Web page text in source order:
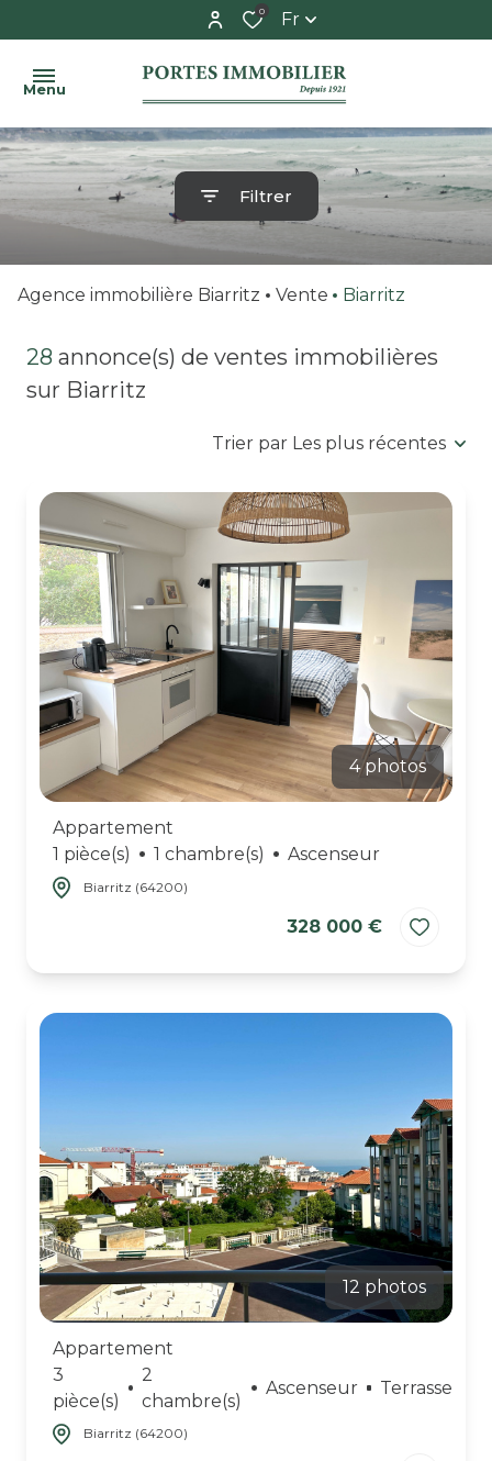
0 Fr
Menu
ACCUEIL
ACHETER
appartement
maison
garage
/
parking
ESTIMER
SYNDIC
espace
adresses
utiles
Filtrer
Agence immobilière Biarritz Vente Biarritz
28 annonce(s) de ventes immobilières
sur Biarritz
Trier par Les plus récentes
4 photos
Appartement
1 pièce(s)
1 chambre(s) Ascenseur
Biarritz (64200)
328 000 €
12 photos
Appartement
3
pièce(s)
2
chambre(s)
Ascenseur Terrasse
Biarritz (64200)